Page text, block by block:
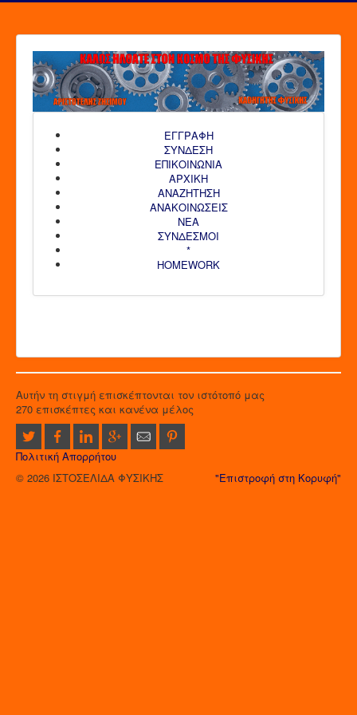
ΕΓΓΡΑΦΗ
ΣΥΝΔΕΣΗ
ΕΠΙΚΟΙΝΩΝΙΑ
ΑΡΧΙΚΗ
AΝΑΖΗΤΗΣΗ
ΑΝΑΚΟΙΝΩΣΕΙΣ
ΝΕΑ
ΣΥΝΔΕΣΜΟΙ
*
HOMEWORK
Αυτήν τη στιγμή επισκέπτονται τον ιστότοπό μας
270 επισκέπτες και κανένα μέλος
Πολιτική Απορρήτου
"Επιστροφή στη Κορυφή"
© 2026 ΙΣΤΟΣΕΛΙΔΑ ΦΥΣΙΚΗΣ